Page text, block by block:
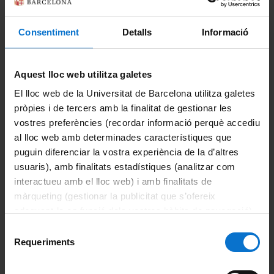
Consentiment Detalls Informació
Aquest lloc web utilitza galetes
El lloc web de la Universitat de Barcelona utilitza galetes
pròpies i de tercers amb la finalitat de gestionar les
vostres preferències (recordar informació perquè accediu
al lloc web amb determinades característiques que
puguin diferenciar la vostra experiència de la d’altres
usuaris), amb finalitats estadístiques (analitzar com
interactueu amb el lloc web) i amb finalitats de
màrqueting (gestionar la publicitat que s’ofereix
consultar laPolítica de galetes del lloc web de la
Requeriments
Unitats
Anatomia i Embriologia Humana
Anatomia Patològica/Neuropatologia
Portals i intranets
Portal d'estudiants
Campus Virtual
Alumni UB